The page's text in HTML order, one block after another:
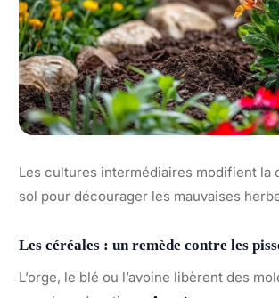
Les cultures intermédiaires modifient la
sol pour décourager les mauvaises
Les céréales : un remède contre les
L’orge, le blé ou l’avoine libèrent des